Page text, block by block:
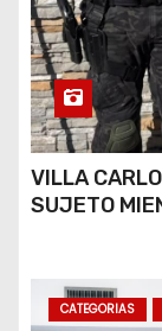
VILLA
SUJETO
CATEGORIAS